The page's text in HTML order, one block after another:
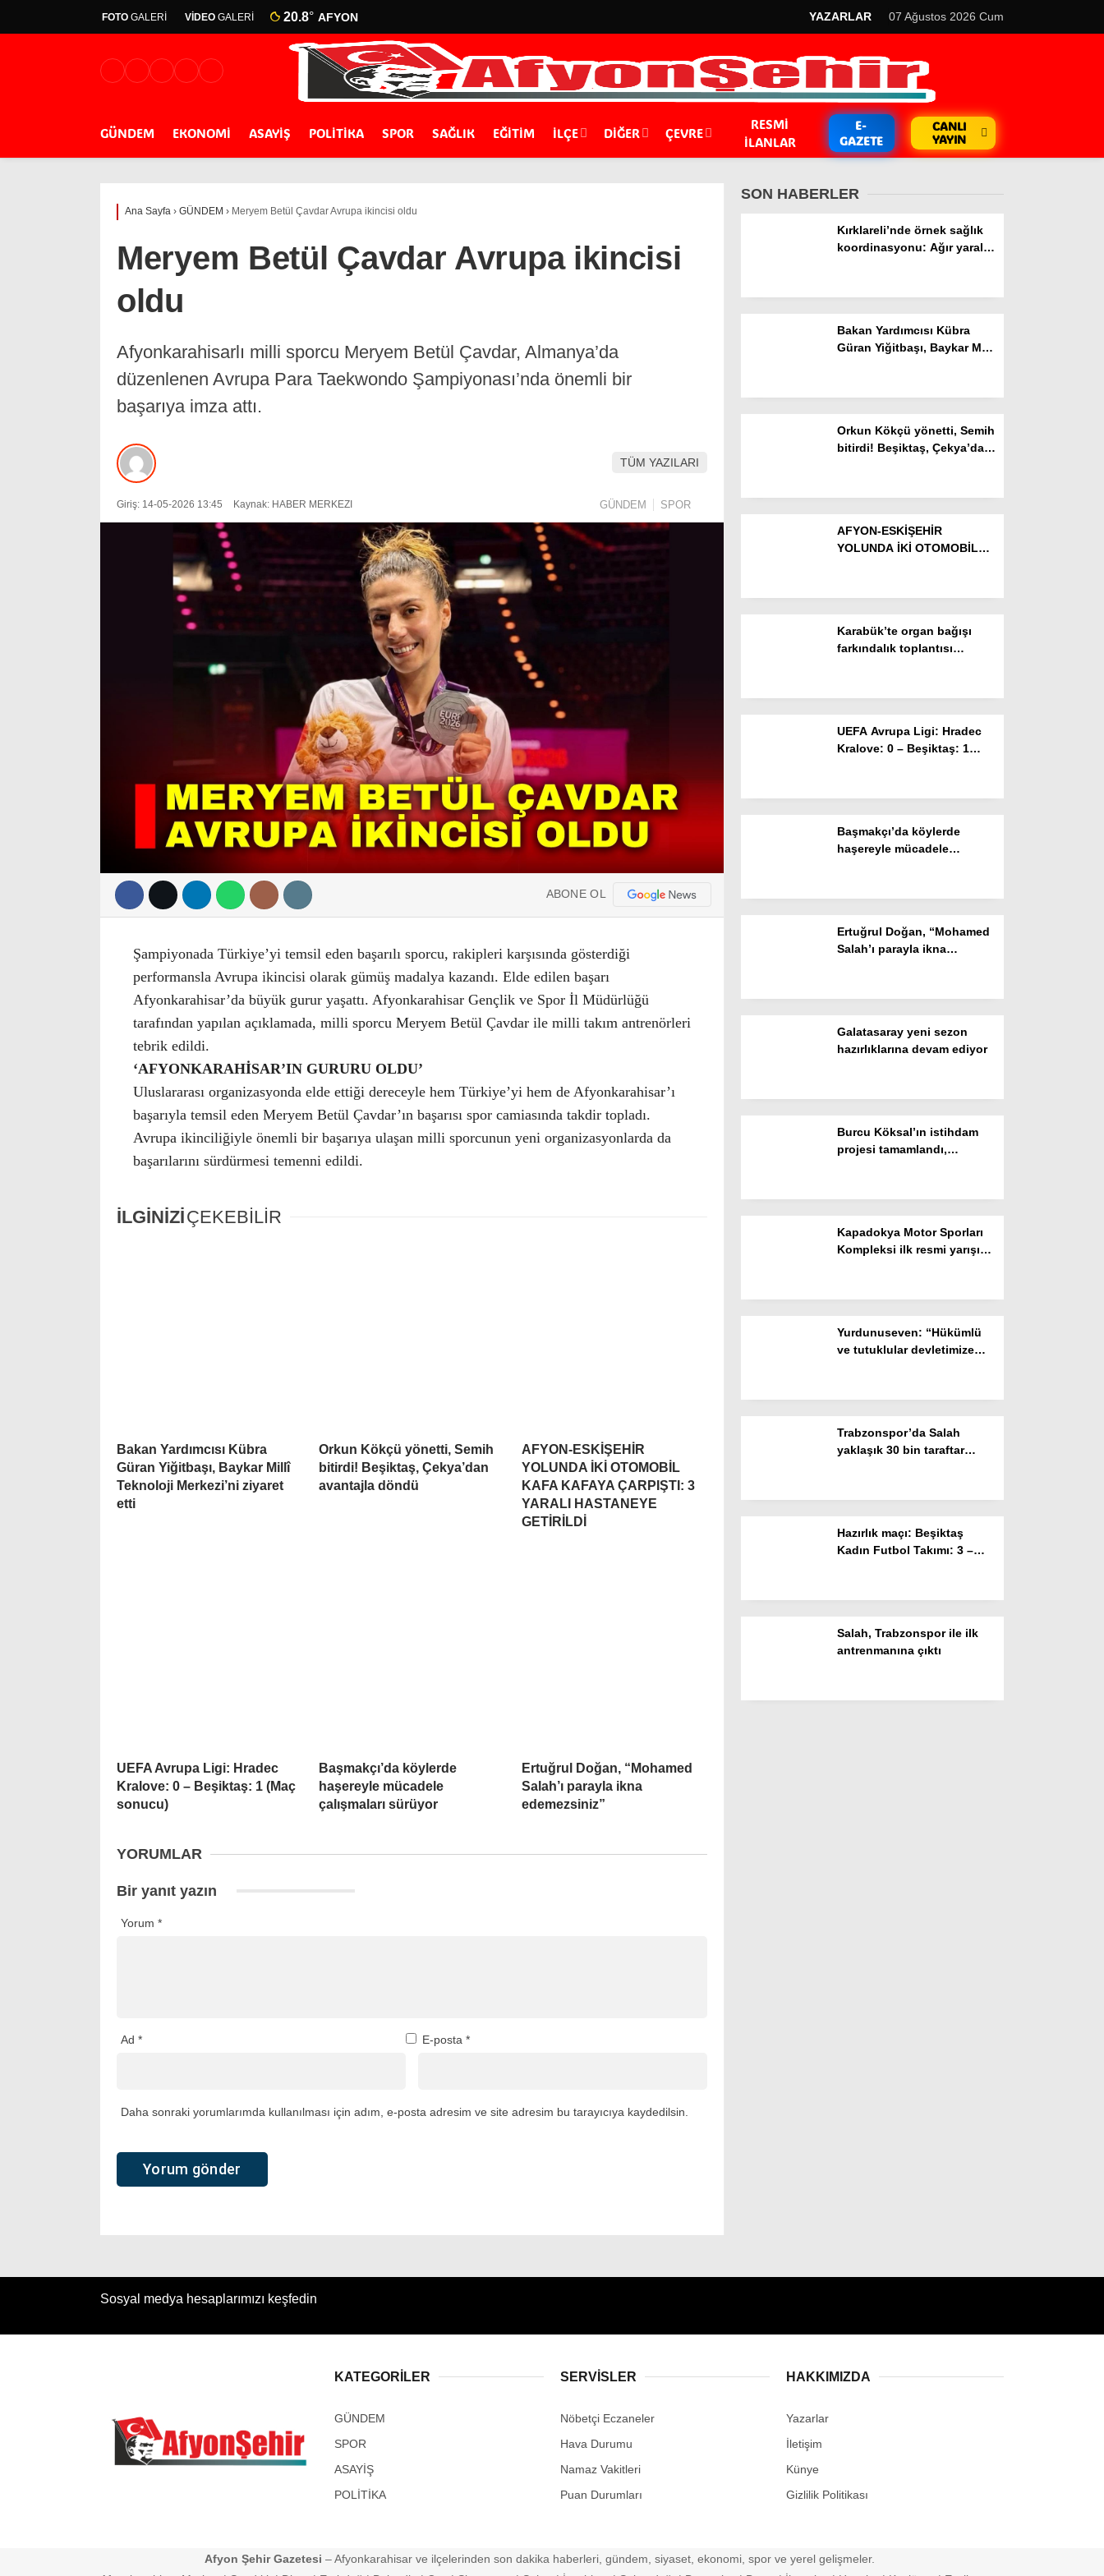
EKONOMİ
Namaz Vakitleri
Nöbetçi Eczaneler
SPOR
Magazin
Hava Durumu
Künye
Teknoloji
Instagram
FOTO GALERİ VİDEO GALERİ 20.8° AFYON YAZARLAR 07 Ağustos 2026 Cum
GÜNDEM EKONOMİ ASAYİŞ POLİTİKA SPOR SAĞLIK EĞİTİM İLÇE DIĞER ÇEVRE
RESMI
İLANLAR
E-
GAZETE
CANLI
YAYIN
Ana Sayfa › GÜNDEM › Meryem Betül Çavdar Avrupa ikincisi oldu
Meryem Betül Çavdar Avrupa ikincisi
oldu
Afyonkarahisarlı milli sporcu Meryem Betül Çavdar, Almanya’da
düzenlenen Avrupa Para Taekwondo Şampiyonası’nda önemli bir
başarıya imza attı.
TÜM YAZILARI
Giriş: 14-05-2026 13:45 Kaynak: HABER MERKEZI GÜNDEM SPOR
ABONE OL
Şampiyonada Türkiye’yi temsil eden başarılı sporcu, rakipleri karşısında gösterdiği
performansla Avrupa ikincisi olarak gümüş madalya kazandı. Elde edilen başarı
Afyonkarahisar’da büyük gurur yaşattı. Afyonkarahisar Gençlik ve Spor İl Müdürlüğü
tarafından yapılan açıklamada, milli sporcu Meryem Betül Çavdar ile milli takım antrenörleri
tebrik edildi.
‘AFYONKARAHİSAR’IN GURURU OLDU’
Uluslararası organizasyonda elde ettiği dereceyle hem Türkiye’yi hem de Afyonkarahisar’ı
başarıyla temsil eden Meryem Betül Çavdar’ın başarısı spor camiasında takdir topladı.
Avrupa ikinciliğiyle önemli bir başarıya ulaşan milli sporcunun yeni organizasyonlarda da
başarılarını sürdürmesi temenni edildi.
İLGİNİZİÇEKEBİLİR
Bakan Yardımcısı Kübra
Güran Yiğitbaşı, Baykar Millî
Teknoloji Merkezi’ni ziyaret
etti
Orkun Kökçü yönetti, Semih
bitirdi! Beşiktaş, Çekya’dan
avantajla döndü
AFYON-ESKİŞEHİR
YOLUNDA İKİ OTOMOBİL
KAFA KAFAYA ÇARPIŞTI: 3
YARALI HASTANEYE
GETİRİLDİ
UEFA Avrupa Ligi: Hradec
Kralove: 0 – Beşiktaş: 1 (Maç
sonucu)
Başmakçı’da köylerde
haşereyle mücadele
çalışmaları sürüyor
Ertuğrul Doğan, “Mohamed
Salah’ı parayla ikna
edemezsiniz”
YORUMLAR
Bir yanıt yazın
Yorum *
Ad * E-posta *
Daha sonraki yorumlarımda kullanılması için adım, e-posta adresim ve site adresim bu tarayıcıya kaydedilsin.
SON HABERLER
Kırklareli’nde örnek sağlık
koordinasyonu: Ağır yaralı
Bakan Yardımcısı Kübra
Güran Yiğitbaşı, Baykar Millî
Orkun Kökçü yönetti, Semih
bitirdi! Beşiktaş, Çekya’dan
AFYON-ESKİŞEHİR
YOLUNDA İKİ OTOMOBİL
GETİRİLDİ
Karabük’te organ bağışı
farkındalık toplantısı
UEFA Avrupa Ligi: Hradec
Kralove: 0 – Beşiktaş: 1
Başmakçı’da köylerde
haşereyle mücadele
Ertuğrul Doğan, “Mohamed
Salah’ı parayla ikna
Galatasaray yeni sezon
hazırlıklarına devam ediyor
Burcu Köksal’ın istihdam
projesi tamamlandı,
Kapadokya Motor Sporları
Kompleksi ilk resmi yarışına
Yurdunuseven: “Hükümlü
ve tutuklular devletimize
Trabzonspor’da Salah
yaklaşık 30 bin taraftar
Hazırlık maçı: Beşiktaş
Kadın Futbol Takımı: 3 –
Salah, Trabzonspor ile ilk
antrenmanına çıktı
Sosyal medya hesaplarımızı keşfedin
KATEGORİLER
GÜNDEM
SPOR
ASAYİŞ
POLİTİKA
SERVİSLER
Nöbetçi Eczaneler
Hava Durumu
Namaz Vakitleri
Puan Durumları
HAKKIMIZDA
Yazarlar
İletişim
Künye
Gizlilik Politikası
Afyon Şehir Gazetesi – Afyonkarahisar ve ilçelerinden son dakika haberleri, gündem, siyaset, ekonomi, spor ve yerel gelişmeler.